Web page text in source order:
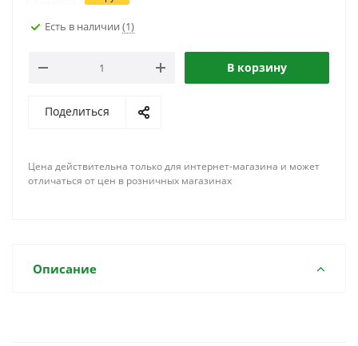
Есть в наличии (1)
В корзину
Поделиться
Цена действительна только для интернет-магазина и может
отличаться от цен в розничных магазинах
Описание